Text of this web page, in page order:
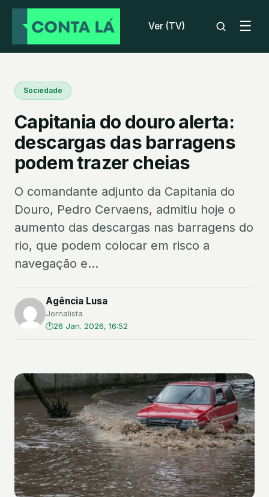
Ver (TV) ☰
Sociedade
Capitania do douro alerta:
descargas das barragens
podem trazer cheias
O comandante adjunto da Capitania do
Douro, Pedro Cervaens, admitiu hoje o
aumento das descargas nas barragens do
rio, que podem colocar em risco a
navegação e...
Agência Lusa
Jornalista
26 Jan. 2026, 16:52